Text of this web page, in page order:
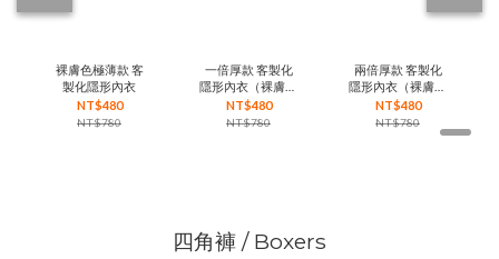
裸膚色極薄款 客
製化隱形內衣
NT$480
NT$780
一倍厚款 客製化
隱形內衣（裸膚／
粉膚）
NT$480
NT$780
兩倍厚款 客製化
隱形內衣（裸膚／
粉膚）
NT$480
NT$780
四角褲 / Boxers